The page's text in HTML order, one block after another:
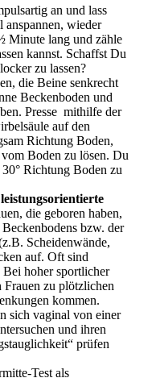
an und lass
anspannen, wieder
Minute lang und zähle
kannst. Schaffst Du
zu lassen?
die Beine senkrecht
Beckenboden und
Presse mithilfe der
auf den
Richtung Boden,
Boden zu lösen. Du
Richtung Boden zu
die geboren haben,
bzw. der
Scheidenwände,
auf. Oft sind
hoher sportlicher
Frauen zu plötzlichen
kommen.
sich vaginal von einer
und ihren
prüfen
Test als